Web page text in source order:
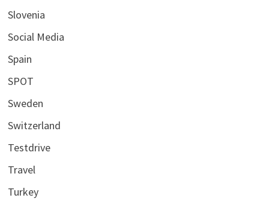
Slovenia
Social Media
Spain
SPOT
Sweden
Switzerland
Testdrive
Travel
Turkey